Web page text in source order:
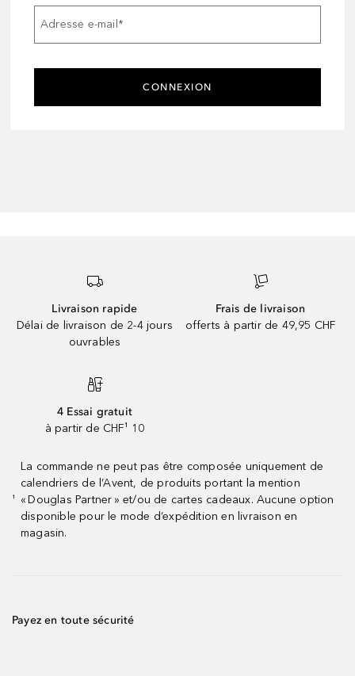
Adresse e-mail*
CONNEXION
Livraison rapide
Délai de livraison de 2-4 jours
ouvrables
Frais de livraison
offerts à partir de 49,95 CHF
4 Essai gratuit
à partir de CHF¹ 10
¹
La commande ne peut pas être composée uniquement de
calendriers de l’Avent, de produits portant la mention
« Douglas Partner » et/ou de cartes cadeaux. Aucune option
disponible pour le mode d’expédition en livraison en
magasin.
Payez en toute sécurité